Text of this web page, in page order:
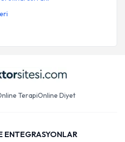
TerapiOnline Diyet
ENTEGRASYONLAR